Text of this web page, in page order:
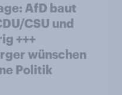
AfD baut
+++
wünschen
Politik